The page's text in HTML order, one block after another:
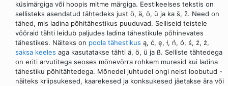
küsimärgiga või hoopis mitme märgiga. Eestikeelses tekstis on
sellisteks asendatud tähtedeks just õ, ä, ö, ü ja ka š, ž. Need on
tähed, mis ladina põhitähestikus puuduvad. Selliseid teistele
võõraid tähti leidub paljudes ladina tähestikule põhinevates
tähestikes. Näiteks on poola tähestikus ą, ć, ę, ł, ń, ó, ś, ź, ż,
saksa keeles aga kasutatakse tähti ä, ö, ü ja ß. Selliste tähtedega
on eriti arvutitega seoses mõnevõrra rohkem muresid kui ladina
tähestiku põhitähtedega. Mõnedel juhtudel ongi neist loobutud -
näiteks kriipsukesed, kaarekesed ja konksukesed jäetakse ära või